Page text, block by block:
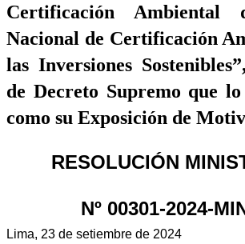
Certificación Ambiental
Nacional de Certificación
las Inversiones
de Decreto Supremo que
como su Exposición de
RESOLUCIÓN
Nº 00301-2024-
Lima, 23 de setiembre de 2024